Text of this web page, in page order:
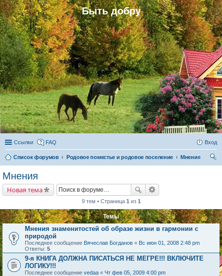
Быть добру
Ссылки FAQ Вход
Список форумов Родовое поместье и родовое поселение
Мнения
Мнения
Новая тема
9 тем • Страница 1 из 1
Темы
Мнения знаменитостей об образе жизни в гармонии с
природой
Последнее сообщение Вячеслав Богданов « Вс июн 01, 2008 2:48 pm
Ответы: 5
9-я КНИГА ДОЛЖНА ПИСАТЬСЯ НЕ МЕГРЕ!!! ВКЛЮЧИТЕ
ЛОГИКУ!!!
Последнее сообщение vedaa « Чт фев 05, 2009 4:00 pm